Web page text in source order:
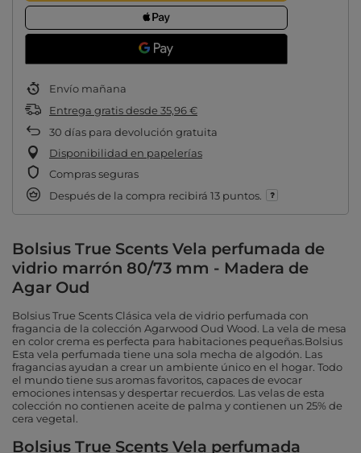
Envío mañana
Entrega gratisdesde 35,96 €
30 días para devolución gratuita
Disponibilidad en papelerías
Compras seguras
Después de la compra recibirá 13 puntos.
Bolsius True Scents Vela perfumada de
vidrio marrón 80/73 mm - Madera de
Agar Oud
Bolsius True Scents Clásica vela de vidrio perfumada con
fragancia de la colección Agarwood Oud Wood. La vela de mesa
en color crema es perfecta para habitaciones pequeñas.Bolsius
Esta vela perfumada tiene una sola mecha de algodón. Las
fragancias ayudan a crear un ambiente único en el hogar. Todo
el mundo tiene sus aromas favoritos, capaces de evocar
emociones intensas y despertar recuerdos. Las velas de esta
colección no contienen aceite de palma y contienen un 25% de
cera vegetal.
Bolsius True Scents Vela perfumada